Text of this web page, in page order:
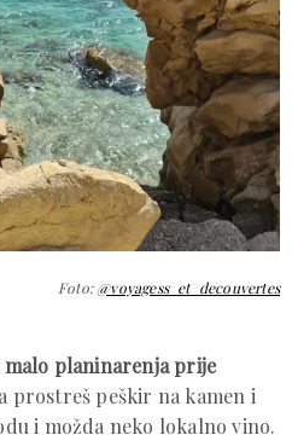
Foto:@voyagess_et_decouvertes
malo planinarenja prije
prostreš peškir na kamen i
i možda neko lokalno vino.